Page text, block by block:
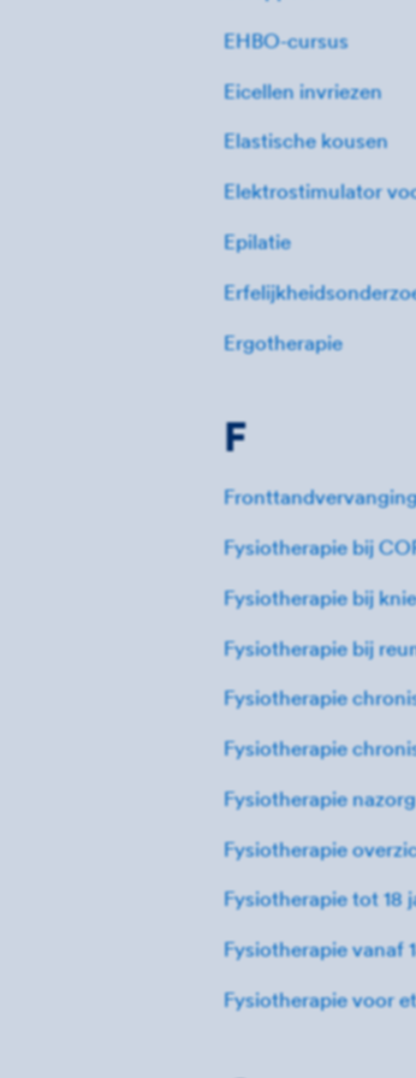
EHBO-cursus
Eicellen invriezen
Elastische kousen
Elektrostimulator
Epilatie
Ergotherapie
F
Fysiotherapie bij
Fysiotherapie bij
Fysiotherapie bij
Fysiotherapie
Fysiotherapie
Fysiotherapie nazorg
Fysiotherapie
Fysiotherapie tot 18
Fysiotherapie vanaf
Fysiotherapie voor